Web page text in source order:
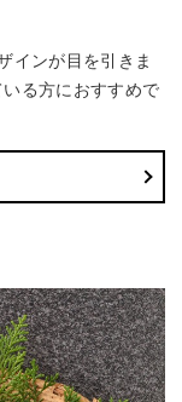
インが目を引きま
る方におすすめで